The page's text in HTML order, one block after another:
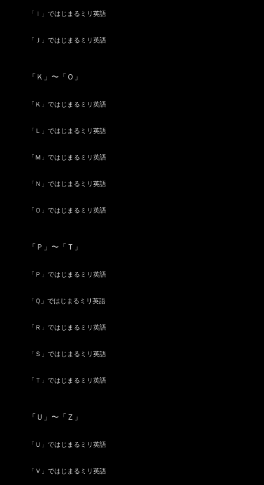
「Ｉ」ではじまるミリ英語
「Ｊ」ではじまるミリ英語
「Ｋ」〜「Ｏ」
「Ｋ」ではじまるミリ英語
「Ｌ」ではじまるミリ英語
「Ｍ」ではじまるミリ英語
「Ｎ」ではじまるミリ英語
「Ｏ」ではじまるミリ英語
「Ｐ」〜「Ｔ」
「Ｐ」ではじまるミリ英語
「Ｑ」ではじまるミリ英語
「Ｒ」ではじまるミリ英語
「Ｓ」ではじまるミリ英語
「Ｔ」ではじまるミリ英語
「Ｕ」〜「Ｚ」
「Ｕ」ではじまるミリ英語
「Ｖ」ではじまるミリ英語